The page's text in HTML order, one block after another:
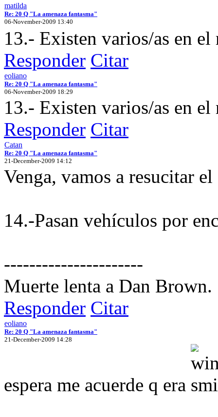
matilda
Re: 20 Q "La amenaza fantasma"
06-November-2009 13:40
13.- Existen varios/as en el
Responder Citar
eoliano
Re: 20 Q "La amenaza fantasma"
06-November-2009 18:29
13.- Existen varios/as en
Responder Citar
Catan
Re: 20 Q "La amenaza fantasma"
21-December-2009 14:12
Venga, vamos a resucitar
14.-Pasan vehículos por
----------------------
Muerte lenta a Dan Brown.
Responder Citar
eoliano
Re: 20 Q "La amenaza fantasma"
21-December-2009 14:28
espera me acuerde q era